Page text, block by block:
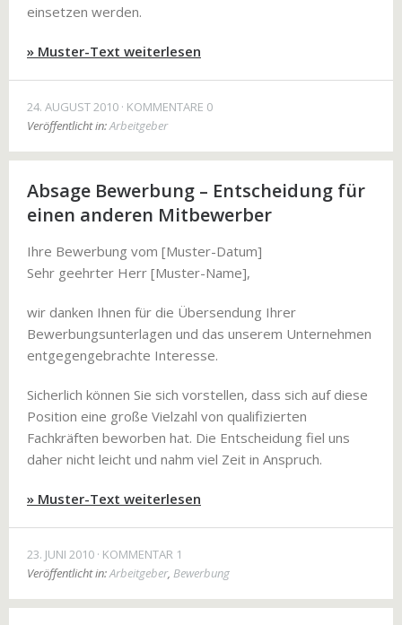
einsetzen werden.
» Muster-Text weiterlesen
24. AUGUST 2010 KOMMENTARE 0
Veröffentlicht in:Arbeitgeber
Absage Bewerbung – Entscheidung für
einen anderen Mitbewerber
Ihre Bewerbung vom [Muster-Datum]
Sehr geehrter Herr [Muster-Name],
wir danken Ihnen für die Übersendung Ihrer
Bewerbungsunterlagen und das unserem Unternehmen
entgegengebrachte Interesse.
Sicherlich können Sie sich vorstellen, dass sich auf diese
Position eine große Vielzahl von qualifizierten
Fachkräften beworben hat. Die Entscheidung fiel uns
daher nicht leicht und nahm viel Zeit in Anspruch.
» Muster-Text weiterlesen
23. JUNI 2010 KOMMENTAR 1
Veröffentlicht in:Arbeitgeber, Bewerbung